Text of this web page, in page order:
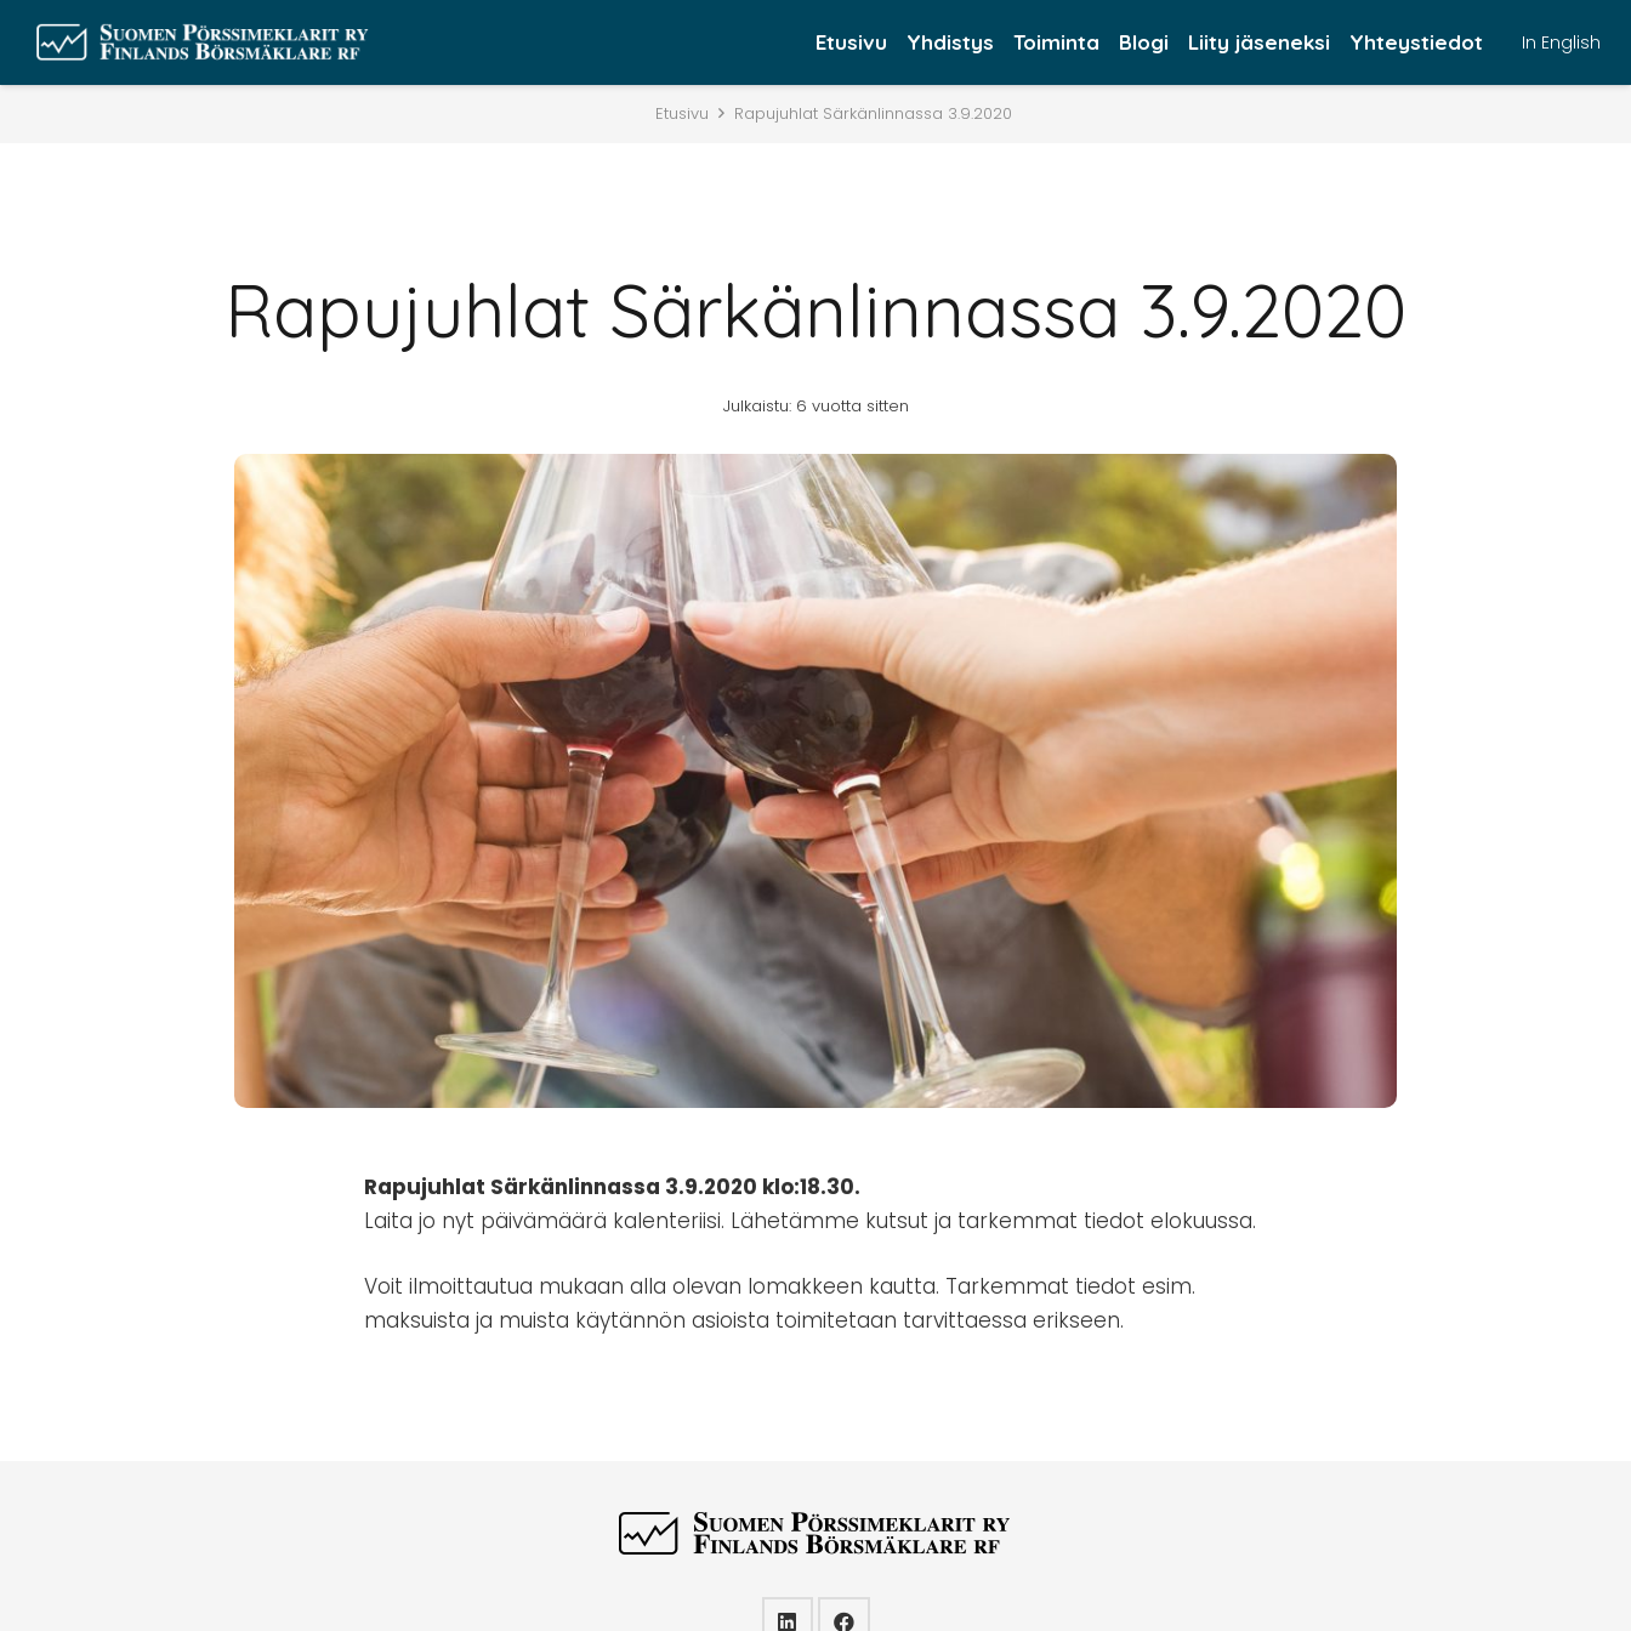
Etusivu Yhdistys Toiminta Blogi Liity jäseneksi Yhteystiedot In English
Etusivu Rapujuhlat Särkänlinnassa 3.9.2020
Rapujuhlat Särkänlinnassa 3.9.2020
Julkaistu: 6 vuotta sitten
Rapujuhlat Särkänlinnassa 3.9.2020 klo:18.30.
Laita jo nyt päivämäärä kalenteriisi. Lähetämme kutsut ja tarkemmat tiedot elokuussa.
Voit ilmoittautua mukaan alla olevan lomakkeen kautta. Tarkemmat tiedot esim.
maksuista ja muista käytännön asioista toimitetaan tarvittaessa erikseen.